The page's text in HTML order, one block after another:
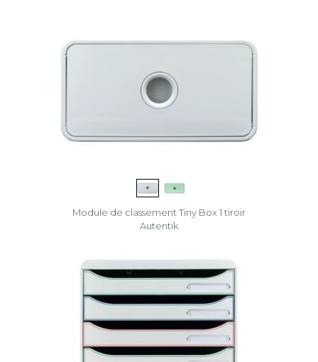
Module de classement Tiny Box 1 tiroir
Autentik